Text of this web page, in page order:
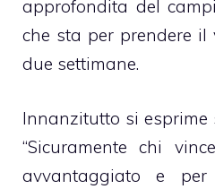
approfondita del
che sta per prendere il
due settimane.
Innanzitutto si esprime
“Sicuramente chi
avvantaggiato e